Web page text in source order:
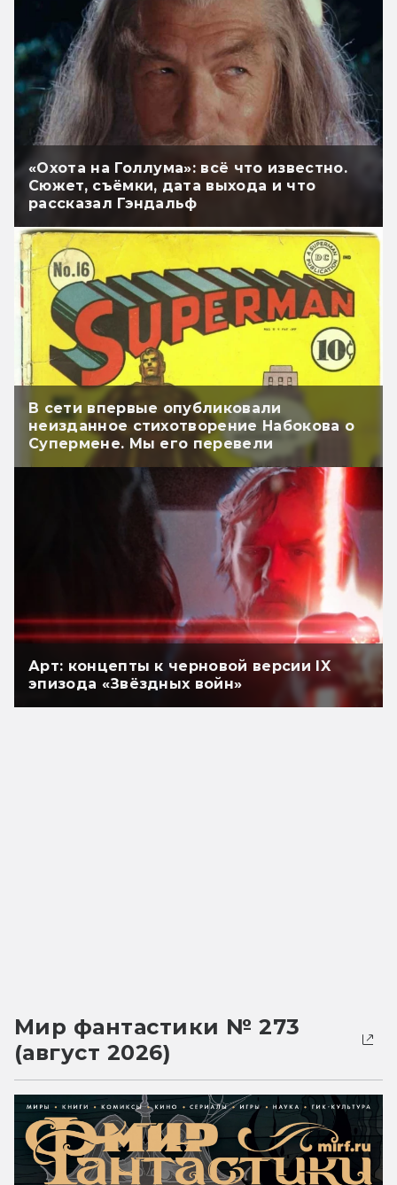
«Охота на Голлума»: всё что известно.
Сюжет, съёмки, дата выхода и что
рассказал Гэндальф
В сети впервые опубликовали
неизданное стихотворение Набокова о
Супермене. Мы его перевели
Арт: концепты к черновой версии IX
эпизода «Звёздных войн»
Мир фантастики № 273
(август 2026)